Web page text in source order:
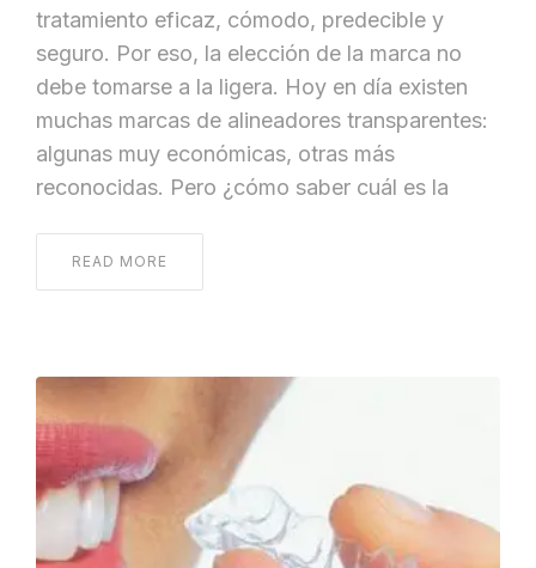
tratamiento eficaz, cómodo, predecible y
seguro. Por eso, la elección de la marca no
debe tomarse a la ligera. Hoy en día existen
muchas marcas de alineadores transparentes:
algunas muy económicas, otras más
reconocidas. Pero ¿cómo saber cuál es la
READ MORE